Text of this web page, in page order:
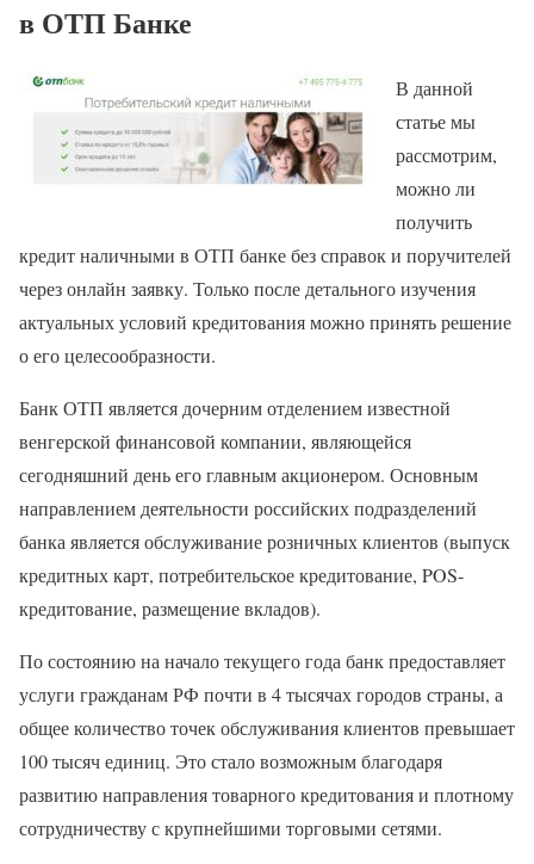
в ОТП Банке
В данной
статье мы
рассмотрим,
можно ли
получить
кредит наличными в ОТП банке без справок и поручителей
через онлайн заявку. Только после детального изучения
актуальных условий кредитования можно принять решение
о его целесообразности.
Банк ОТП является дочерним отделением известной
венгерской финансовой компании, являющейся
сегодняшний день его главным акционером. Основным
направлением деятельности российских подразделений
банка является обслуживание розничных клиентов (выпуск
кредитных карт, потребительское кредитование, POS-
кредитование, размещение вкладов).
По состоянию на начало текущего года банк предоставляет
услуги гражданам РФ почти в 4 тысячах городов страны, а
общее количество точек обслуживания клиентов превышает
100 тысяч единиц. Это стало возможным благодаря
развитию направления товарного кредитования и плотному
сотрудничеству с крупнейшими торговыми сетями.